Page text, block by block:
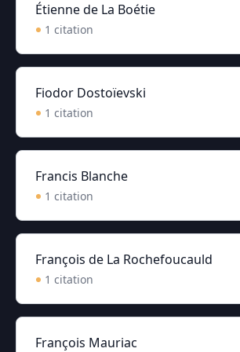
Étienne de La Boétie
1 citation
Fiodor Dostoïevski
1 citation
Francis Blanche
1 citation
François de La Rochefoucauld
1 citation
François Mauriac